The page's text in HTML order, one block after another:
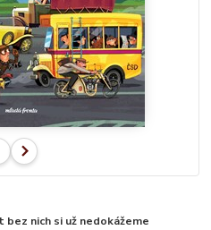
nich si už nedokážeme